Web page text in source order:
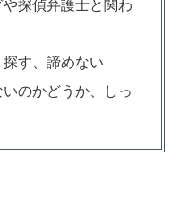
や探偵弁護士と関わ
探す、諦めない
のかどうか、しっ